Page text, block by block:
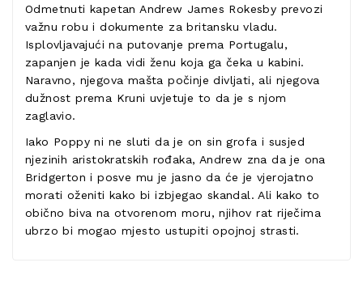
Odmetnuti kapetan Andrew James Rokesby prevozi
važnu robu i dokumente za britansku vladu.
Isplovljavajući na putovanje prema Portugalu,
zapanjen je kada vidi ženu koja ga čeka u kabini.
Naravno, njegova mašta počinje divljati, ali njegova
dužnost prema Kruni uvjetuje to da je s njom
zaglavio.
Iako Poppy ni ne sluti da je on sin grofa i susjed
njezinih aristokratskih rođaka, Andrew zna da je ona
Bridgerton i posve mu je jasno da će je vjerojatno
morati oženiti kako bi izbjegao skandal. Ali kako to
obično biva na otvorenom moru, njihov rat riječima
ubrzo bi mogao mjesto ustupiti opojnoj strasti.